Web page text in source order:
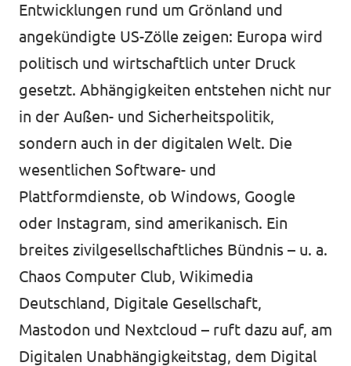
Entwicklungen rund um Grönland und
angekündigte US-Zölle zeigen: Europa wird
politisch und wirtschaftlich unter Druck
gesetzt. Abhängigkeiten entstehen nicht nur
in der Außen- und Sicherheitspolitik,
sondern auch in der digitalen Welt. Die
wesentlichen Software- und
Plattformdienste, ob Windows, Google
oder Instagram, sind amerikanisch. Ein
breites zivilgesellschaftliches Bündnis – u. a.
Chaos Computer Club, Wikimedia
Deutschland, Digitale Gesellschaft,
Mastodon und Nextcloud – ruft dazu auf, am
Digitalen Unabhängigkeitstag, dem Digital